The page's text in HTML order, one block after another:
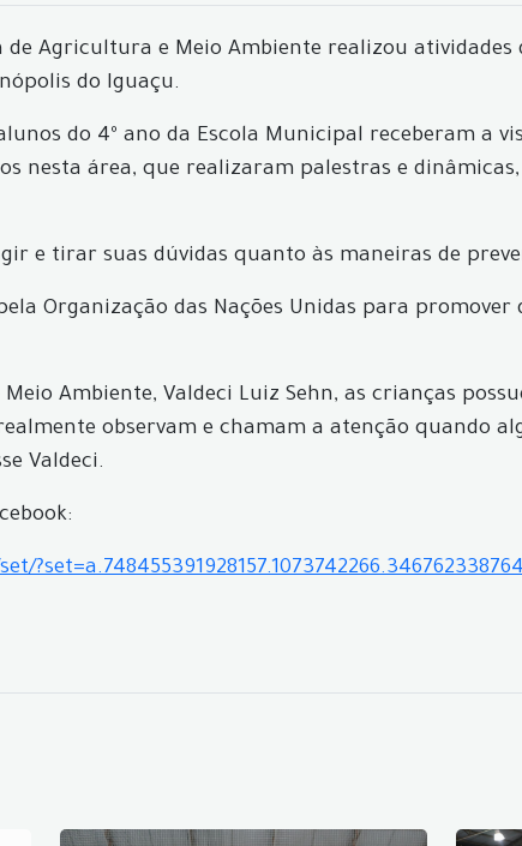
Agricultura e Meio Ambiente realizou
do Iguaçu.
do 4º ano da Escola Municipal receberam a
nesta área, que realizaram palestras e
e tirar suas dúvidas quanto às maneiras de
Organização das Nações Unidas para
Ambiente, Valdeci Luiz Sehn, as crianças
observam e chamam a atenção quando
Valdeci.